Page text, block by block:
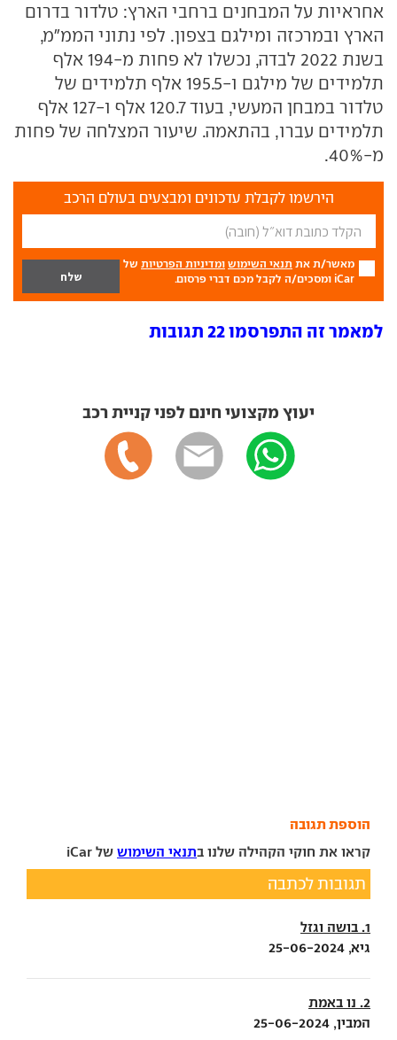
אחראיות על המבחנים ברחבי הארץ: טלדור בדרום
הארץ ובמרכזה ומילגם בצפון. לפי נתוני הממ״מ,
בשנת 2022 לבדה, נכשלו לא פחות מ-194 אלף
תלמידים של מילגם ו-195.5 אלף תלמידים של
טלדור במבחן המעשי, בעוד 120.7 אלף ו-127 אלף
תלמידים עברו, בהתאמה. שיעור המצלחה של פחות
מ-40%.
הירשמו לקבלת עדכונים ומבצעים בעולם הרכב
מאשר/ת את תנאי השימוש ומדיניות הפרטיות של
iCar ומסכים/ה לקבל מכם דברי פרסום.
למאמר זה התפרסמו 22 תגובות
יעוץ מקצועי חינם לפני קניית רכב
הוספת תגובה
קראו את חוקי הקהילה שלנו בתנאי השימוש של iCar
תגובות לכתבה
1. בושה וגזל
גיא, 25-06-2024
2. נו באמת
המבין, 25-06-2024